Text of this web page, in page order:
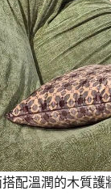
配溫潤的木質